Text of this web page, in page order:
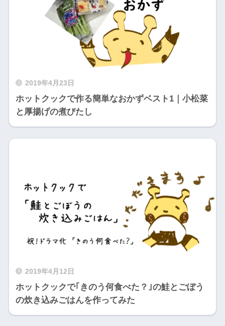
2019年4月23日
ホットクックで作る簡単なおかずベスト1｜小松菜
と厚揚げの煮びたし
2019年4月12日
ホットクックで｢きのう何食べた？｣の鮭とごぼう
の炊き込みごはんを作ってみた